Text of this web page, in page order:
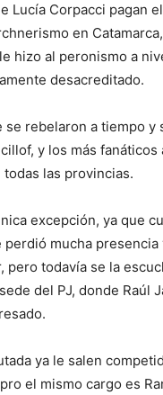
Lucía Corpacci pagan
en
hizo al peronismo a
desacreditado.
se rebelaron a tiempo y
y los más fanáticos
las provincias.
excepción, ya que
perdió mucha
pero todavía se la
del PJ, donde Raúl
ya le salen
el mismo cargo es